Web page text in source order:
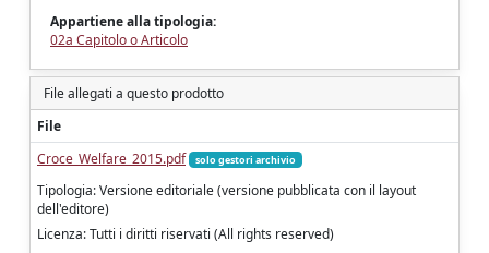
Appartiene alla tipologia:
02a Capitolo o Articolo
File allegati a questo prodotto
File
Croce_Welfare_2015.pdf
solo gestori archivio
Tipologia: Versione editoriale (versione pubblicata con il layout
dell'editore)
Licenza: Tutti i diritti riservati (All rights reserved)